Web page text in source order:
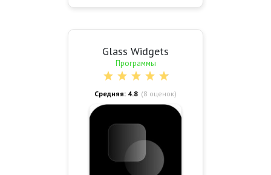
Glass Widgets
Программы
Средняя: 4.8 (8 оценок)